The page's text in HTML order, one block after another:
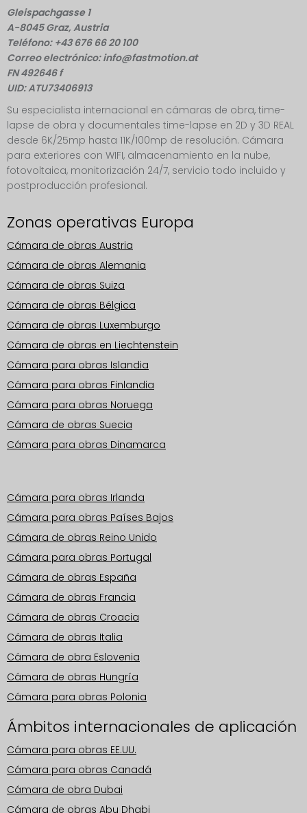
Gleispachgasse 1
A-8045 Graz, Austria
Teléfono: +43 676 66 20 100
Correo electrónico: info@fastmotion.at
FN 492646 f
UID: ATU73406913
Su especialista internacional en cámaras de obra, time-
lapse de obra y documentales time-lapse en 2D y 3D REAL
desde 6K/25mp hasta 11K/100mp de resolución. Cámara
para exteriores con WIFI, almacenamiento en la nube,
fotovoltaica, monitorización 24/7, servicio todo incluido y
postproducción profesional.
Zonas operativas Europa
Cámara de obras Austria
Cámara de obras Alemania
Cámara de obras Suiza
Cámara de obras Bélgica
Cámara de obras Luxemburgo
Cámara de obras en Liechtenstein
Cámara para obras Islandia
Cámara para obras Finlandia
Cámara para obras Noruega
Cámara de obras Suecia
Cámara para obras Dinamarca
Cámara para obras Irlanda
Cámara para obras Países Bajos
Cámara de obras Reino Unido
Cámara para obras Portugal
Cámara de obras España
Cámara de obras Francia
Cámara de obras Croacia
Cámara de obras Italia
Cámara de obra Eslovenia
Cámara de obras Hungría
Cámara para obras Polonia
Ámbitos internacionales de aplicación
Cámara para obras EE.UU.
Cámara para obras Canadá
Cámara de obra Dubai
Cámara de obras Abu Dhabi